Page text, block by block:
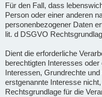
Für den Fall, dass
Person oder einer anderen
personenbezogener Daten
lit. d DSGVO
Dient die erforderliche
berechtigten Interesses
Interessen, Grundrechte
erstgenannte Interesse
Rechtsgrundlage für die